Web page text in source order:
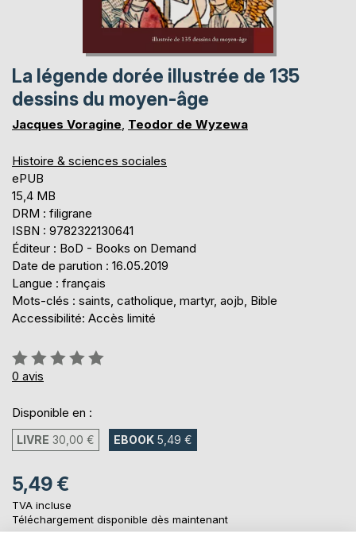
La légende dorée illustrée de 135
dessins du moyen-âge
Jacques Voragine, Teodor de Wyzewa
Histoire & sciences sociales
ePUB
15,4 MB
DRM : filigrane
ISBN : 9782322130641
Éditeur : BoD - Books on Demand
Date de parution : 16.05.2019
Langue : français
Mots-clés : saints, catholique, martyr, aojb, Bible
Accessibilité: Accès limité
Évaluation:
0%
0 avis
Disponible en :
LIVRE 30,00 € EBOOK 5,49 €
5,49 €
TVA incluse
Téléchargement disponible dès maintenant